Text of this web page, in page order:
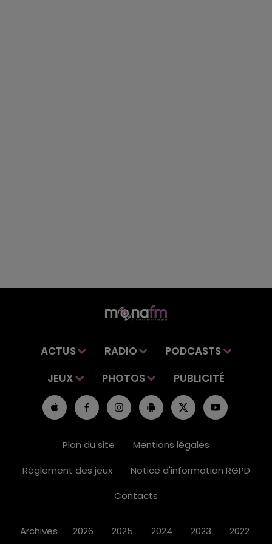
ACTUS RADIO
PODCASTS
JEUX
PHOTOS PUBLICITÉ
Plan du site
Mentions légales
Règlement des jeux
Notice d'information RGPD
Contacts
Archives 2026 2025 2024 2023 2022